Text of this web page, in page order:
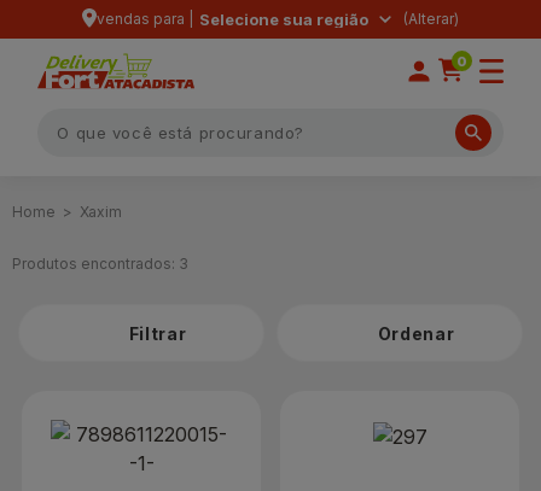
vendas para | Selecione sua região
0
Xaxim
Produtos encontrados: 3
Filtrar